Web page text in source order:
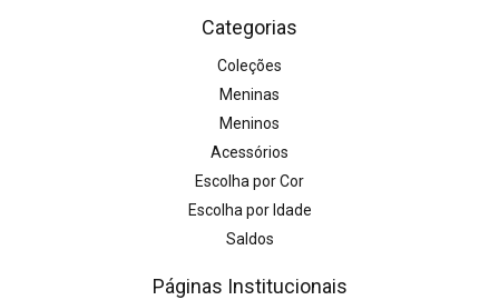
Categorias
Coleções
Meninas
Meninos
Acessórios
Escolha por Cor
Escolha por Idade
Saldos
Páginas Institucionais